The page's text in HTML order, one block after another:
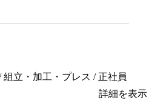
組立・加工・プレス / 正社員
詳細を表示